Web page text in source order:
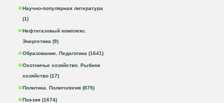
Научно-популярная литература
(1)
Нефтегазовый комплекс.
Энергетика (9)
Образование. Педагогика (1641)
Охотничье хозяйство. Рыбное
хозяйство (17)
Политика. Политология (875)
Поэзия (1674)